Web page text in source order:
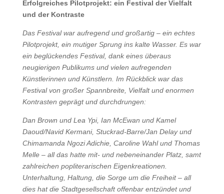
Erfolgreiches Pilotprojekt: ein Festival der Vielfalt
und der Kontraste
Das Festival war aufregend und großartig – ein echtes
Pilotprojekt, ein mutiger Sprung ins kalte Wasser. Es war
ein beglückendes Festival, dank eines überaus
neugierigen Publikums und vielen aufregenden
Künstlerinnen und Künstlern. Im Rückblick war das
Festival von großer Spannbreite, Vielfalt und enormen
Kontrasten geprägt und durchdrungen:
Dan Brown und Lea Ypi, Ian McEwan und Kamel
Daoud/Navid Kermani, Stuckrad-Barre/Jan Delay und
Chimamanda Ngozi Adichie, Caroline Wahl und Thomas
Melle – all das hatte mit- und nebeneinander Platz, samt
zahlreichen popliterarischen Eigenkreationen.
Unterhaltung, Haltung, die Sorge um die Freiheit – all
dies hat die Stadtgesellschaft offenbar entzündet und